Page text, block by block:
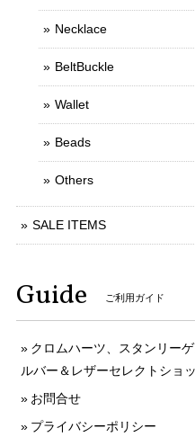
Necklace
BeltBuckle
Wallet
Beads
Others
SALE ITEMS
Guide ご利用ガイド
クロムハーツ、スタンリー
ルバー＆レザーセレクトショ
お問合せ
プライバシーポリシー